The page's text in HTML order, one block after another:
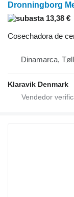
Dronningborg
13,38 €
Cosechadora de
Dinamarca,
Klaravik Denmark